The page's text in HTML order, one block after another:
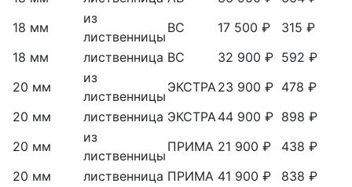
18 мм
из
лиственницы
ВС 17 500 ₽
315 ₽
18 мм
лиственница ВС 32 900 ₽ 592 ₽
20 мм
из
лиственницы
ЭКСТРА23 900 ₽ 478 ₽
20 мм
лиственница ЭКСТРА44 900 ₽ 898 ₽
20 мм
из
лиственницы
ПРИМА 21 900 ₽
438 ₽
20 мм
лиственница ПРИМА 41 900 ₽
838 ₽